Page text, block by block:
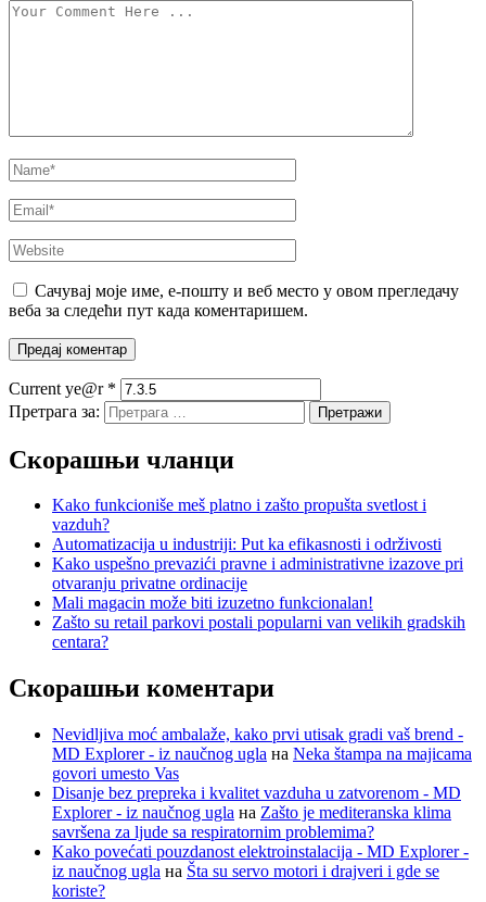
Сачувај моје име, е-пошту и веб место у овом прегледачу
веба за следећи пут када коментаришем.
Current ye@r *
Претрага за:
Скорашњи чланци
Kako funkcioniše meš platno i zašto propušta svetlost i
vazduh?
Automatizacija u industriji: Put ka efikasnosti i održivosti
Kako uspešno prevazići pravne i administrativne izazove pri
otvaranju privatne ordinacije
Mali magacin može biti izuzetno funkcionalan!
Zašto su retail parkovi postali popularni van velikih gradskih
centara?
Скорашњи коментари
Nevidljiva moć ambalaže, kako prvi utisak gradi vaš brend -
MD Explorer - iz naučnog ugla на Neka štampa na majicama
govori umesto Vas
Disanje bez prepreka i kvalitet vazduha u zatvorenom - MD
Explorer - iz naučnog ugla на Zašto je mediteranska klima
savršena za ljude sa respiratornim problemima?
Kako povećati pouzdanost elektroinstalacija - MD Explorer -
iz naučnog ugla на Šta su servo motori i drajveri i gde se
koriste?